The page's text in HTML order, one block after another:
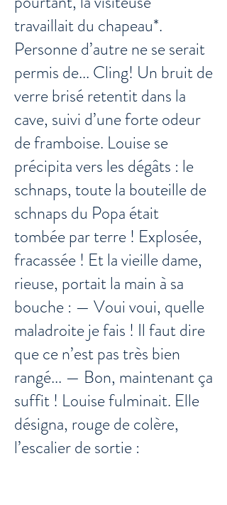
travaillait du chapeau*.
Personne d’autre ne se serait
permis de... Cling! Un bruit de
verre brisé retentit dans la
cave, suivi d’une forte odeur
de framboise. Louise se
précipita vers les dégâts : le
schnaps, toute la bouteille de
schnaps du Popa était
tombée par terre ! Explosée,
fracassée ! Et la vieille dame,
rieuse, portait la main à sa
bouche : — Voui voui, quelle
maladroite je fais ! Il faut dire
que ce n’est pas très bien
rangé... — Bon, maintenant ça
suffit ! Louise fulminait. Elle
désigna, rouge de colère,
l’escalier de sortie :